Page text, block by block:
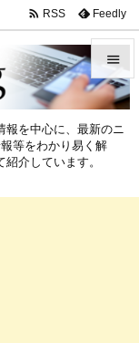



 RSS Feedly
を中心に、最新のニ
等をわかり易く解
介しています。